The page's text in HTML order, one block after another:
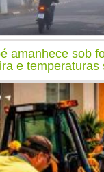
amanhece sob
e temperaturas